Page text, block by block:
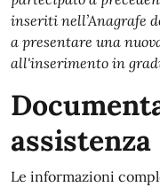
inseriti nell’Anagrafe
a presentare una
all'inserimento in
assistenza
Le informazioni